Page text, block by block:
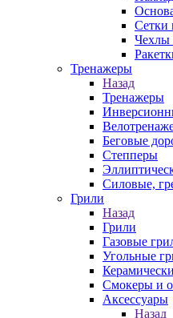
Сетки
Чехлы
Тренажеры
Назад
Тренажеры
Беговые
Степперы
Силовые,
Грили
Назад
Грили
Газовые
Угольные
Смокеры и
Аксессуары
Назад